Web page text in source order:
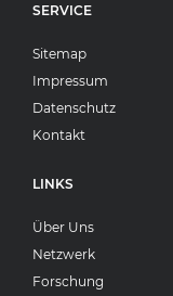
SERVICE
Sitemap
Impressum
Datenschutz
Kontakt
LINKS
Über Uns
Netzwerk
Forschung